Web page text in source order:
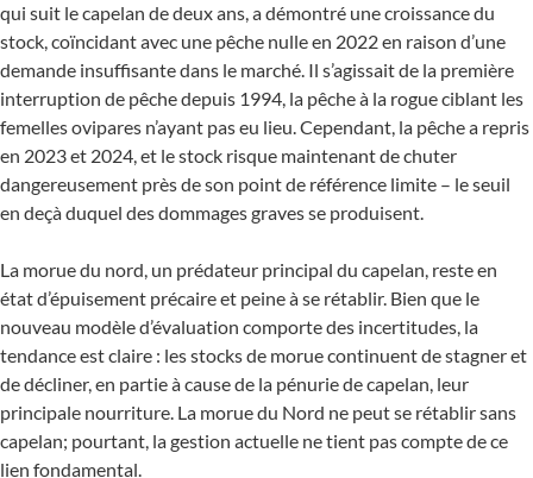
qui suit le capelan de deux ans, a démontré une croissance du
stock, coïncidant avec une pêche nulle en 2022 en raison d’une
demande insuffisante dans le marché. Il s’agissait de la première
interruption de pêche depuis 1994, la pêche à la rogue ciblant les
femelles ovipares n’ayant pas eu lieu. Cependant, la pêche a repris
en 2023 et 2024, et le stock risque maintenant de chuter
dangereusement près de son point de référence limite – le seuil
en deçà duquel des dommages graves se produisent.
La morue du nord, un prédateur principal du capelan, reste en
état d’épuisement précaire et peine à se rétablir. Bien que le
nouveau modèle d’évaluation comporte des incertitudes, la
tendance est claire : les stocks de morue continuent de stagner et
de décliner, en partie à cause de la pénurie de capelan, leur
principale nourriture. La morue du Nord ne peut se rétablir sans
capelan; pourtant, la gestion actuelle ne tient pas compte de ce
lien fondamental.